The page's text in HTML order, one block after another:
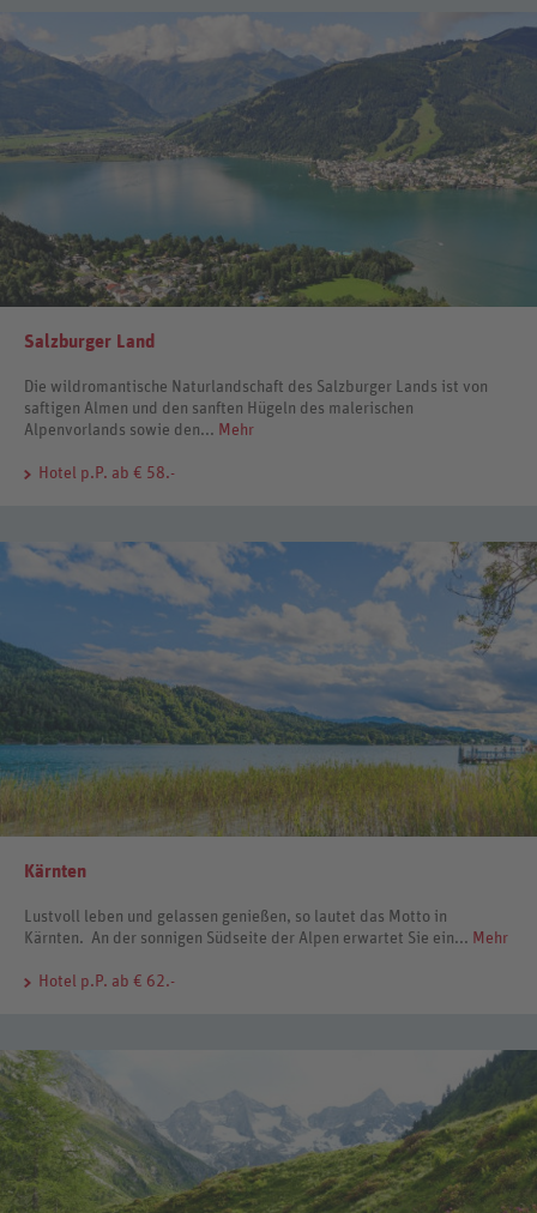
Salzburger Land
Die wildromantische Naturlandschaft des Salzburger Lands ist von
saftigen Almen und den sanften Hügeln des malerischen
Alpenvorlands sowie den... Mehr
Hotel p.P. ab € 58.-
Kärnten
Lustvoll leben und gelassen genießen, so lautet das Motto in
Kärnten. An der sonnigen Südseite der Alpen erwartet Sie ein... Mehr
Hotel p.P. ab € 62.-